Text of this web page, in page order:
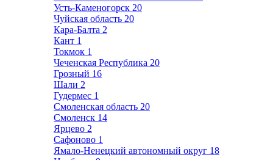
Усть-Каменогорск 20
Чуйская область 20
Кара-Балта 2
Кант 1
Токмок 1
Чеченская Республика 20
Грозный 16
Шали 2
Гудермес 1
Смоленская область 20
Смоленск 14
Ярцево 2
Сафоново 1
Ямало-Ненецкий автономный округ 18